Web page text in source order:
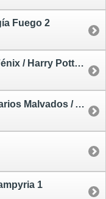
Fuego 2
Harry Potter y la Orden del Fénix / Harry Potter 5 - tapa dura ilustrada
Bastille Contra los Bibliotecarios Malvados / Alcatraz 6
1